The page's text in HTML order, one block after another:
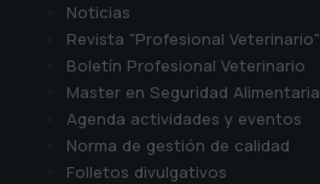
Noticias
Revista "Profesional Veterinario"
Boletín Profesional Veterinario
Master en Seguridad Alimentaria
Agenda actividades y eventos
Norma de gestión de calidad
Folletos divulgativos